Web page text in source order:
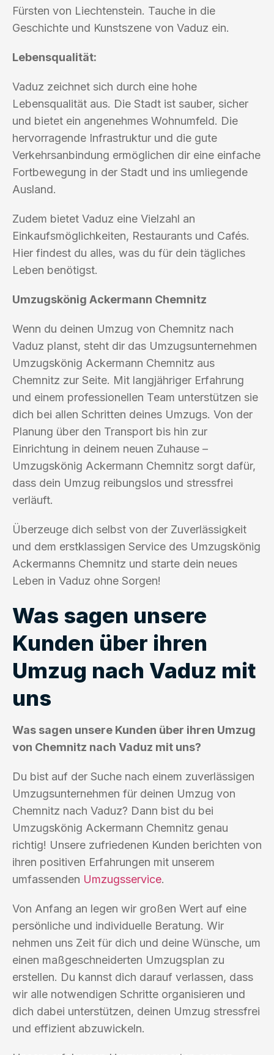
Fürsten von Liechtenstein. Tauche in die
Geschichte und Kunstszene von Vaduz ein.
Lebensqualität:
Vaduz zeichnet sich durch eine hohe
Lebensqualität aus. Die Stadt ist sauber, sicher
und bietet ein angenehmes Wohnumfeld. Die
hervorragende Infrastruktur und die gute
Verkehrsanbindung ermöglichen dir eine einfache
Fortbewegung in der Stadt und ins umliegende
Ausland.
Zudem bietet Vaduz eine Vielzahl an
Einkaufsmöglichkeiten, Restaurants und Cafés.
Hier findest du alles, was du für dein tägliches
Leben benötigst.
Umzugskönig Ackermann Chemnitz
Wenn du deinen Umzug von Chemnitz nach
Vaduz planst, steht dir das Umzugsunternehmen
Umzugskönig Ackermann Chemnitz aus
Chemnitz zur Seite. Mit langjähriger Erfahrung
und einem professionellen Team unterstützen sie
dich bei allen Schritten deines Umzugs. Von der
Planung über den Transport bis hin zur
Einrichtung in deinem neuen Zuhause –
Umzugskönig Ackermann Chemnitz sorgt dafür,
dass dein Umzug reibungslos und stressfrei
verläuft.
Überzeuge dich selbst von der Zuverlässigkeit
und dem erstklassigen Service des Umzugskönig
Ackermanns Chemnitz und starte dein neues
Leben in Vaduz ohne Sorgen!
Was sagen unsere
Kunden über ihren
Umzug nach Vaduz mit
uns
Was sagen unsere Kunden über ihren Umzug
von Chemnitz nach Vaduz mit uns?
Du bist auf der Suche nach einem zuverlässigen
Umzugsunternehmen für deinen Umzug von
Chemnitz nach Vaduz? Dann bist du bei
Umzugskönig Ackermann Chemnitz genau
richtig! Unsere zufriedenen Kunden berichten von
ihren positiven Erfahrungen mit unserem
umfassenden Umzugsservice.
Von Anfang an legen wir großen Wert auf eine
persönliche und individuelle Beratung. Wir
nehmen uns Zeit für dich und deine Wünsche, um
einen maßgeschneiderten Umzugsplan zu
erstellen. Du kannst dich darauf verlassen, dass
wir alle notwendigen Schritte organisieren und
dich dabei unterstützen, deinen Umzug stressfrei
und effizient abzuwickeln.